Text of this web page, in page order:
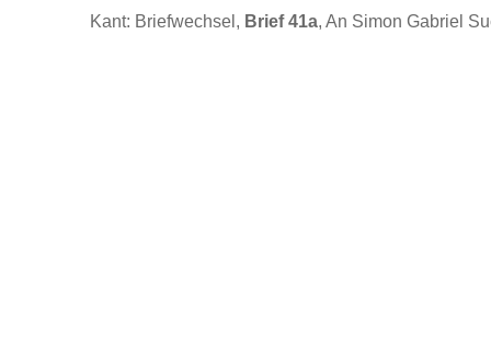
Kant: Briefwechsel, Brief 41a, An Simon Gabriel